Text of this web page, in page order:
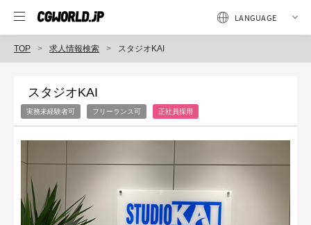
TOP 求人情報検索 スタジオKAI
スタジオKAI
実務未経験者可 フリーランス可 正社員採用